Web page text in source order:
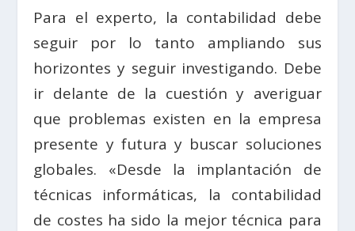
Para el experto, la contabilidad debe
seguir por lo tanto ampliando sus
horizontes y seguir investigando. Debe
ir delante de la cuestión y averiguar
que problemas existen en la empresa
presente y futura y buscar soluciones
globales. «Desde la implantación de
técnicas informáticas, la contabilidad
de costes ha sido la mejor técnica para